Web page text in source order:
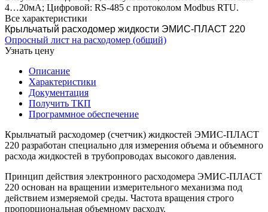
4…20мА; Цифровой: RS-485 с протоколом Modbus RTU.
Все характеристики
Крыльчатый расходомер жидкости ЭМИС-ПЛАСТ 220
Опросный лист на расходомер (общий)
Узнать цену
Описание
Характеристики
Документация
Получить ТКП
Программное обеспечение
Крыльчатый расходомер (счетчик) жидкостей ЭМИС-ПЛАСТ
220 разработан специально для измерения объема и объемного
расхода жидкостей в трубопроводах высокого давления.
Принцип действия электронного расходомера ЭМИС-ПЛАСТ
220 основан на вращении измерительного механизма под
действием измеряемой среды. Частота вращения строго
пропорциональная объемному расходу.